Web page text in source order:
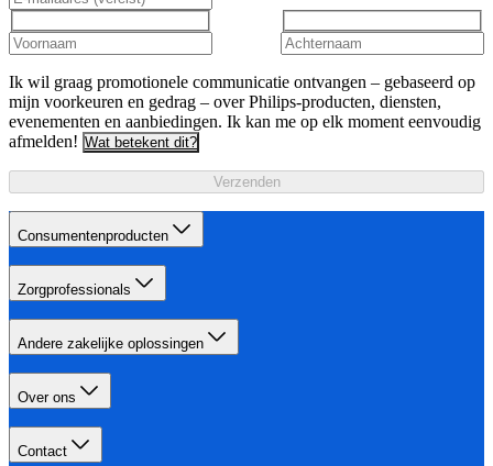
Ik wil graag promotionele communicatie ontvangen – gebaseerd op
mijn voorkeuren en gedrag – over Philips-producten, diensten,
evenementen en aanbiedingen. Ik kan me op elk moment eenvoudig
afmelden! Wat betekent dit?
Verzenden
Consumentenproducten
Zorgprofessionals
Andere zakelijke oplossingen
Over ons
Contact